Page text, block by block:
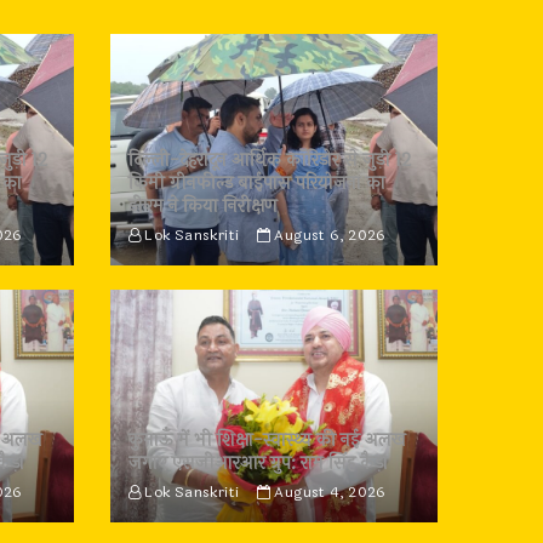
12
अलख
दिल्ली-देहरादून आर्थिक कॉरिडोर से जुड़ी 12
किमी ग्रीनफील्ड बाईपास परियोजना का
डीएम ने किया निरीक्षण
Lok Sanskriti August 6, 2026
कुमाऊँ में भी शिक्षा-स्वास्थ्य की नई अलख
जगाए एसजीआरआर ग्रुप: राम सिंह कैड़ा
Lok Sanskriti August 4, 2026